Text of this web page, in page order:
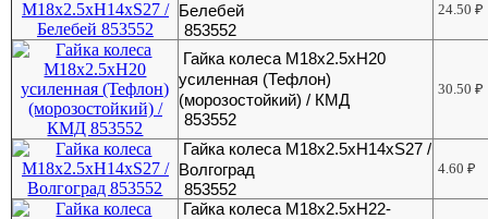
Белебей
853552
24.50₽
Гайка колеса М18х2.5хH20
усиленная (Тефлон)
(морозостойкий) / КМД
853552
30.50₽
Гайка колеса М18х2.5хН14хS27 /
Волгоград
853552
4.60₽
Гайка колеса М18х2.5хН22-